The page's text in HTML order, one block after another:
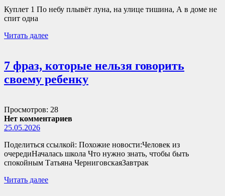
Куплет 1 По небу плывёт луна, на улице тишина, А в доме не
спит одна
Читать далее
7 фраз, которые нельзя говорить
своему ребенку
Просмотров: 28
Нет комментариев
25.05.2026
Поделиться ссылкой: Похожие новости:Человек из
очередиНачалась школа Что нужно знать, чтобы быть
спокойным Татьяна ЧерниговскаяЗавтрак
Читать далее